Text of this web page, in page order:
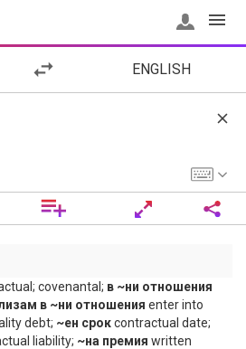
ENGLISH
covenantal; в ~ни отношения
в ~ни отношения enter into
debt; ~ен срокcontractual date;
liability; ~на премия written